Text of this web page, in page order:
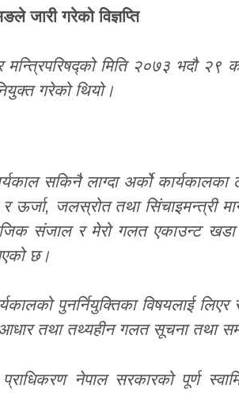
जारी गरेको विज्ञप्ति
मिति २०७३ भदौ २९
गरेको थियो।
सकिनै लाग्दा अर्को कार्यकालका
ऊर्जा, जलस्रोत तथा सिंचाइमन्त्री
संजाल र मेरो गलत एकाउन्ट खडा
छ।
पुनर्नियुक्तिका विषयलाई
तथा तथ्यहीन गलत सूचना तथा
प्राधिकरण नेपाल सरकारको पूर्ण